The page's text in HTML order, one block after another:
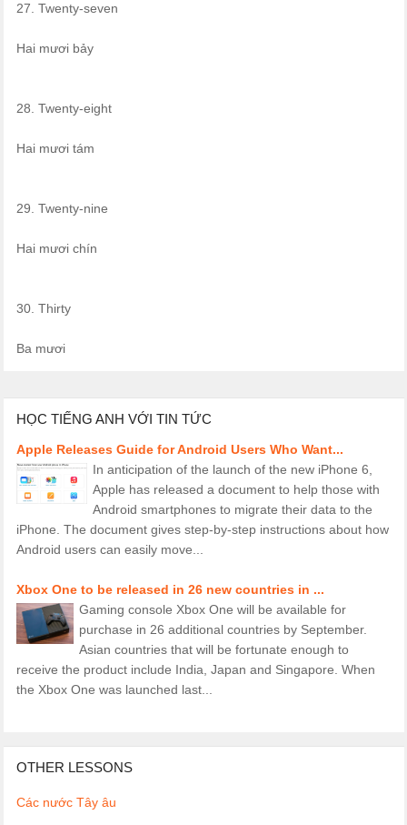
27. Twenty-seven
Hai mươi bảy
28. Twenty-eight
Hai mươi tám
29. Twenty-nine
Hai mươi chín
30. Thirty
Ba mươi
HỌC TIẾNG ANH VỚI TIN TỨC
Apple Releases Guide for Android Users Who Want...
In anticipation of the launch of the new iPhone 6,
Apple has released a document to help those with
Android smartphones to migrate their data to the
iPhone. The document gives step-by-step instructions about how
Android users can easily move...
Xbox One to be released in 26 new countries in ...
Gaming console Xbox One will be available for
purchase in 26 additional countries by September.
Asian countries that will be fortunate enough to
receive the product include India, Japan and Singapore. When
the Xbox One was launched last...
OTHER LESSONS
Các nước Tây âu